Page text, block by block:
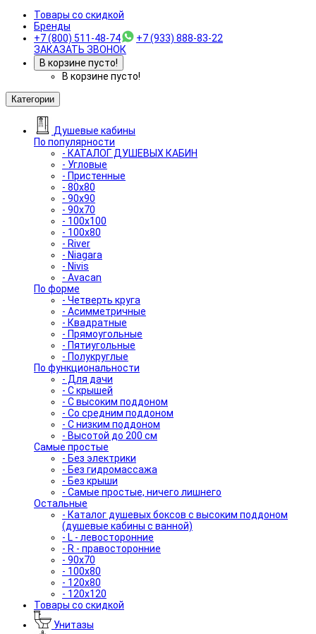
Товары со скидкой
Бренды
+7 (800) 511-48-74
+7 (933) 888-83-22
ЗАКАЗАТЬ ЗВОНОК
В корзине пусто!
В корзине пусто!
Категории
Душевые кабины
По популярности
- КАТАЛОГ ДУШЕВЫХ КАБИН
- Угловые
- Пристенные
- 80x80
- 90x90
- 90x70
- 100x100
- 100x80
- River
- Niagara
- Nivis
- Avacan
По форме
- Четверть круга
- Асимметричные
- Квадратные
- Прямоугольные
- Пятиугольные
- Полукруглые
По функциональности
- Для дачи
- С крышей
- С высоким поддоном
- Со средним поддоном
- С низким поддоном
- Высотой до 200 см
Самые простые
- Без электрики
- Без гидромассажа
- Без крыши
- Самые простые, ничего лишнего
Остальные
- Каталог душевых боксов с высоким поддоном
(душевые кабины с ванной)
- L - левосторонние
- R - правосторонние
- 90x70
- 100x80
- 120x80
- 120x120
Товары со скидкой
Унитазы